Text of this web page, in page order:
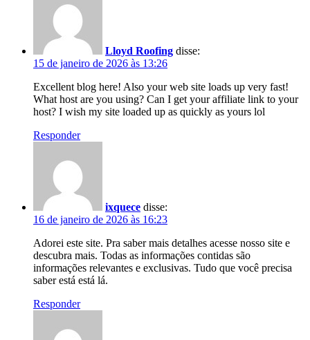
Lloyd Roofing disse:
15 de janeiro de 2026 às 13:26
Excellent blog here! Also your web site loads up very fast!
What host are you using? Can I get your affiliate link to your
host? I wish my site loaded up as quickly as yours lol
Responder
ixquece disse:
16 de janeiro de 2026 às 16:23
Adorei este site. Pra saber mais detalhes acesse nosso site e
descubra mais. Todas as informações contidas são
informações relevantes e exclusivas. Tudo que você precisa
saber está está lá.
Responder